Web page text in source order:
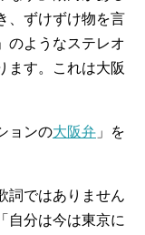
、ずけずけ物を言
のようなステレオ
ます。これは大阪
ョンの大阪弁 」を
詞ではありません
自分は今は東京に